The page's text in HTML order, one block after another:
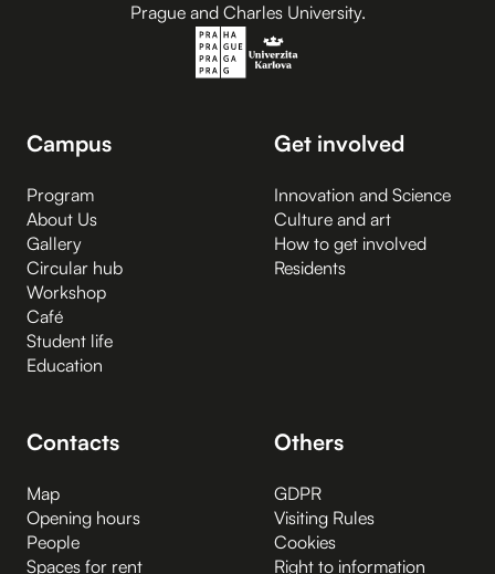
Prague and Charles University.
Campus
Program
About Us
Gallery
Circular hub
Workshop
Café
Student life
Education
Get involved
Innovation and Science
Culture and art
How to get involved
Residents
Contacts
Map
Opening hours
People
Spaces for rent
Others
GDPR
Visiting Rules
Cookies
Right to information